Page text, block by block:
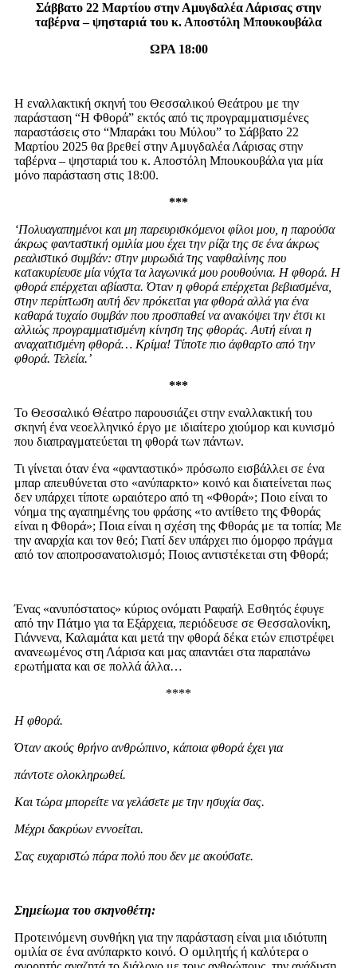
Σάββατο 22 Μαρτίου στην Αμυγδαλέα Λάρισας στην
ταβέρνα – ψησταριά του κ. Αποστόλη Μπουκουβάλα
ΩΡΑ 18:00
Η εναλλακτική σκηνή του Θεσσαλικού Θεάτρου με την
παράσταση “Η Φθορά” εκτός από τις προγραμματισμένες
παραστάσεις στο “Μπαράκι του Μύλου” το Σάββατο 22
Μαρτίου 2025 θα βρεθεί στην Αμυγδαλέα Λάρισας στην
ταβέρνα – ψησταριά του κ. Αποστόλη Μπουκουβάλα για μία
μόνο παράσταση στις 18:00.
***
‘Πολυαγαπημένοι και μη παρευρισκόμενοι φίλοι μου, η παρούσα
άκρως φανταστική ομιλία μου έχει την ρίζα της σε ένα άκρως
ρεαλιστικό συμβάν: στην μυρωδιά της ναφθαλίνης που
κατακυρίευσε μία νύχτα τα λαγωνικά μου ρουθούνια. Η φθορά. Η
φθορά επέρχεται αβίαστα. Όταν η φθορά επέρχεται βεβιασμένα,
στην περίπτωση αυτή δεν πρόκειται για φθορά αλλά για ένα
καθαρά τυχαίο συμβάν που προσπαθεί να ανακόψει την έτσι κι
αλλιώς προγραμματισμένη κίνηση της φθοράς. Αυτή είναι η
αναχαιτισμένη φθορά… Κρίμα! Τίποτε πιο άφθαρτο από την
φθορά. Τελεία.’
***
Το Θεσσαλικό Θέατρο παρουσιάζει στην εναλλακτική του
σκηνή ένα νεοελληνικό έργο με ιδιαίτερο χιούμορ και κυνισμό
που διαπραγματεύεται τη φθορά των πάντων.
Τι γίνεται όταν ένα «φανταστικό» πρόσωπο εισβάλλει σε ένα
μπαρ απευθύνεται στο «ανύπαρκτο» κοινό και διατείνεται πως
δεν υπάρχει τίποτε ωραιότερο από τη «Φθορά»; Ποιο είναι το
νόημα της αγαπημένης του φράσης «το αντίθετο της Φθοράς
είναι η Φθορά»; Ποια είναι η σχέση της Φθοράς με τα τοπία; Με
την αναρχία και τον θεό; Γιατί δεν υπάρχει πιο όμορφο πράγμα
από τον αποπροσανατολισμό; Ποιος αντιστέκεται στη Φθορά;
Ένας «ανυπόστατος» κύριος ονόματι Ραφαήλ Εσθητός έφυγε
από την Πάτμο για τα Εξάρχεια, περιόδευσε σε Θεσσαλονίκη,
Γιάννενα, Καλαμάτα και μετά την φθορά δέκα ετών επιστρέφει
ανανεωμένος στη Λάρισα και μας απαντάει στα παραπάνω
ερωτήματα και σε πολλά άλλα…
****
Η φθορά.
Όταν ακούς θρήνο ανθρώπινο, κάποια φθορά έχει για
πάντοτε ολοκληρωθεί.
Και τώρα μπορείτε να γελάσετε με την ησυχία σας.
Μέχρι δακρύων εννοείται.
Σας ευχαριστώ πάρα πολύ που δεν με ακούσατε.
Σημείωμα του σκηνοθέτη:
Προτεινόμενη συνθήκη για την παράσταση είναι μια ιδιότυπη
ομιλία σε ένα ανύπαρκτο κοινό. Ο ομιλητής ή καλύτερα ο